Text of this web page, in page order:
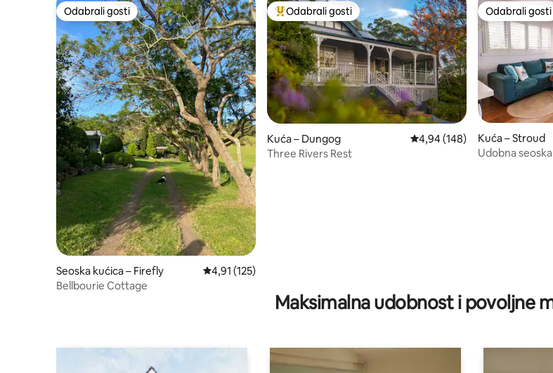
Odabrali gosti
Odabrali gosti
Seoska kućica – Firefly Prosječna ocjena: 4,91/5, recenzija: 125
4,91 (125)
Bellbourie Cottage
Među najviše rangiranima s oznakom „Odabrali gosti”
Odabrali gosti
Kuća – Dungog Prosječna ocjena: 4,94/5,
4,94 (148)
Three Rivers Rest
Odabrali gosti
Odabrali gosti
Kuća – Stroud
Udobna
Maksimalna udobnost i povoljne